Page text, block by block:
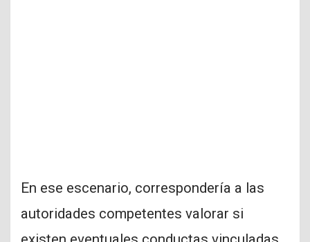
En ese escenario, correspondería a las
autoridades competentes valorar si